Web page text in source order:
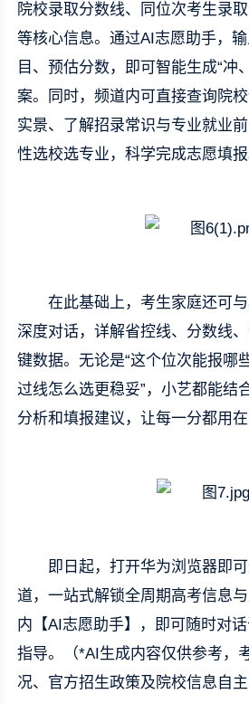
院校录取分数线、同位次考生录
等核心信息。通过AI志愿助手，
目、预估分数，即可智能生成“冲
案。同时，频道内可直接查询院
实景、了解招录常识与专业就业
性选校选专业，科学完成志愿填报
在此基础上，考生家庭还可
深度对话，详解省控线、分数线
键数据。无论是“这个位次能报哪
过线怎么选更稳妥”，小艺都能结
分析和填报建议，让每一分都用在
即日起，打开华为浏览器即
道，一站式解锁全周期高考信息
内【AI志愿助手】，即可随时对
指导。（*AI生成内容仅供参考，
况、官方招生政策及院校信息自主